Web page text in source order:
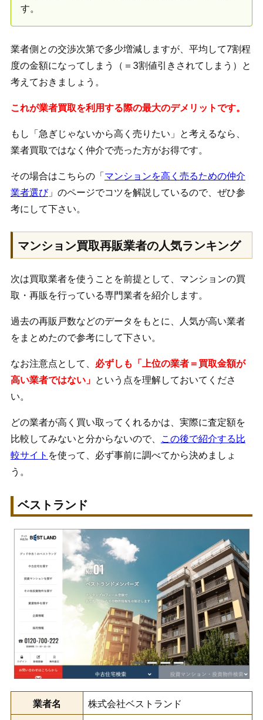
す。
業者側との交渉次第で多少増減しますが、平均して7割程
度の金額になってしまう（＝3割値引きされてしまう）と
考えておきましょう。
これが業者買取を利用する際の最大のデメリットです。
もし「急ぎじゃないから高く売りたい」と考えるなら、
業者買取ではなく仲介で売った方がお得です。
その場合はこちらの「マンションを高く売るための仲介
業者選び」のページでコツを解説しているので、ぜひ参
考にして下さい。
マンション買取再販業者の人気ランキング
次は買取業者を使うことを前提として、マンションの買
取・再販を行っている専門業者を紹介します。
過去の再販戸数などのデータをもとに、人気が高い業者
をまとめたので参考にして下さい。
なお注意点として、 必ずしも「上位の業者＝買取金額が
高い業者ではない」 という点を理解しておいてくださ
い。
どの業者が高く買い取ってくれるかは、実際に査定額を
比較してみないと分からないので、
この後で紹介する比
較サイト を使って、必ず事前に調べてから決めましょ
う。
ベストランド
業者名 株式会社ベストランド